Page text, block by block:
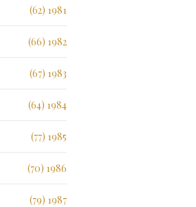
1981 (62)
1982 (66)
1983 (67)
1984 (64)
1985 (77)
1986 (70)
1987 (79)